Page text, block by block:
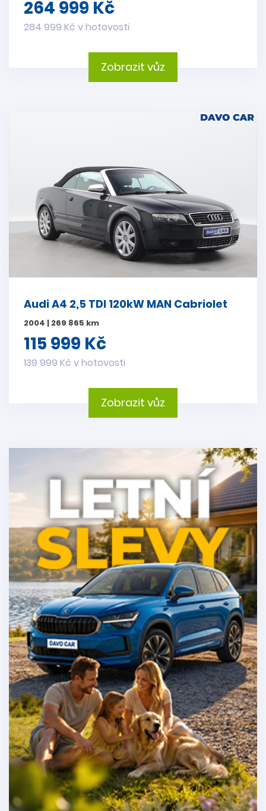
264 999 Kč
284 999 Kč v hotovosti
Zobrazit vůz
Audi A4 2,5 TDI 120kW MAN Cabriolet
2004 | 269 865 km
115 999 Kč
139 999 Kč v hotovosti
Zobrazit vůz